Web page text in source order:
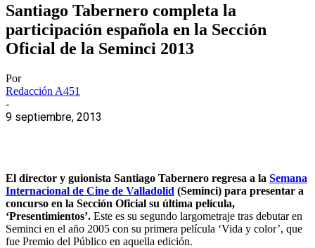
Santiago Tabernero completa la
participación española en la Sección
Oficial de la Seminci 2013
Por
Redacción A451
-
9 septiembre, 2013
El director y guionista Santiago Tabernero regresa a la Semana
Internacional de Cine de Valladolid (Seminci) para presentar a
concurso en la Sección Oficial su última película,
‘Presentimientos’. Este es su segundo largometraje tras debutar en
Seminci en el año 2005 con su primera película ‘Vida y color’, que
fue Premio del Público en aquella edición.